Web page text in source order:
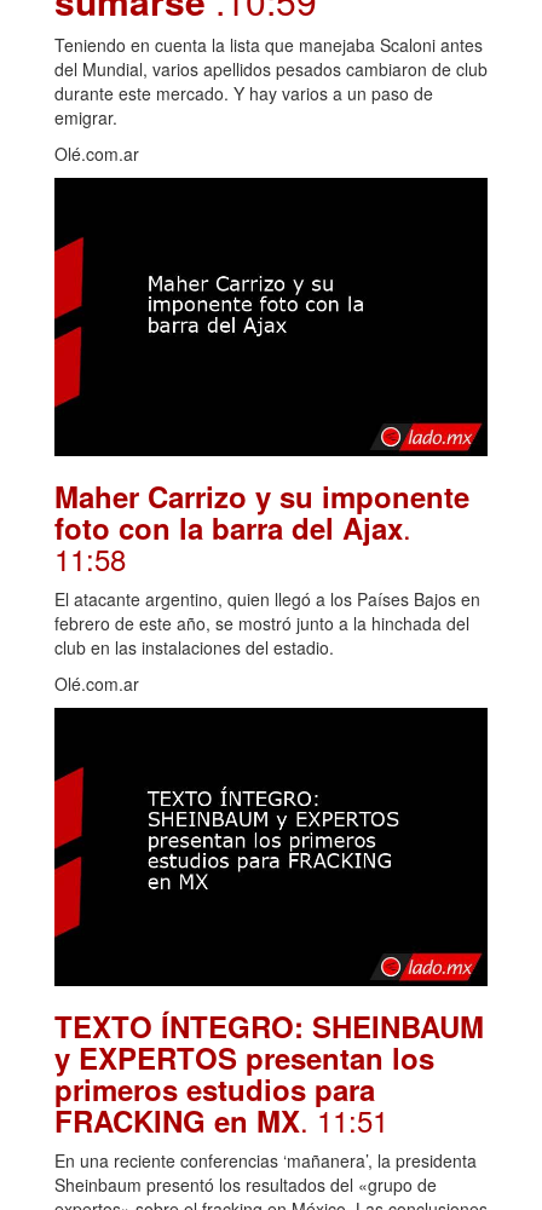
Teniendo en cuenta la lista que manejaba Scaloni antes
del Mundial, varios apellidos pesados cambiaron de club
durante este mercado. Y hay varios a un paso de
emigrar.
Olé.com.ar
Maher Carrizo y su imponente
foto con la barra del Ajax.
11:58
El atacante argentino, quien llegó a los Países Bajos en
febrero de este año, se mostró junto a la hinchada del
club en las instalaciones del estadio.
Olé.com.ar
TEXTO ÍNTEGRO: SHEINBAUM
y EXPERTOS presentan los
primeros estudios para
FRACKING en MX. 11:51
En una reciente conferencias ‘mañanera’, la presidenta
Sheinbaum presentó los resultados del «grupo de